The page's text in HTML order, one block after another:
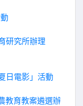
研究所辦理
日電影」活動
教育教案遴選辦